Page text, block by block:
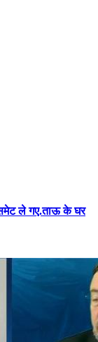
समेट ले गए.ताऊ के घर